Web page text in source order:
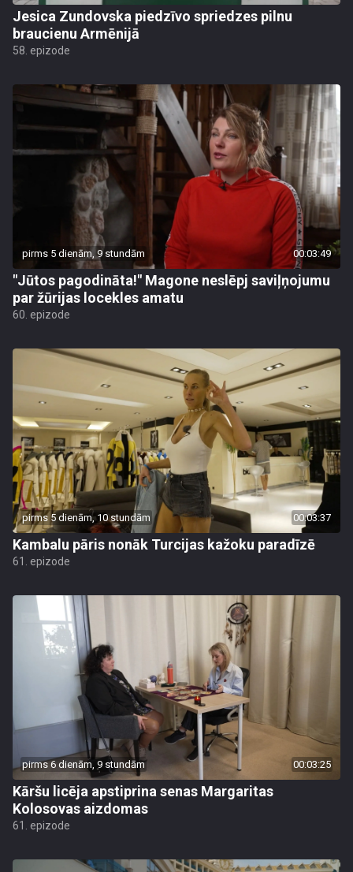
Jesica Zundovska piedzīvo spriedzes pilnu
braucienu Armēnijā
58. epizode
pirms 5 dienām, 9 stundām 00:03:49
"Jūtos pagodināta!" Magone neslēpj saviļņojumu
par žūrijas locekles amatu
60. epizode
pirms 5 dienām, 10 stundām 00:03:37
Kambalu pāris nonāk Turcijas kažoku paradīzē
61. epizode
pirms 6 dienām, 9 stundām 00:03:25
Kāršu licēja apstiprina senas Margaritas
Kolosovas aizdomas
61. epizode